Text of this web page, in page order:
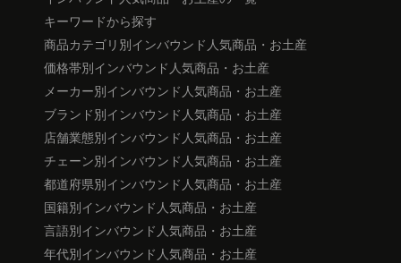
キーワードから探す
商品カテゴリ別インバウンド人気商品・お土産
価格帯別インバウンド人気商品・お土産
メーカー別インバウンド人気商品・お土産
ブランド別インバウンド人気商品・お土産
店舗業態別インバウンド人気商品・お土産
チェーン別インバウンド人気商品・お土産
都道府県別インバウンド人気商品・お土産
国籍別インバウンド人気商品・お土産
言語別インバウンド人気商品・お土産
年代別インバウンド人気商品・お土産